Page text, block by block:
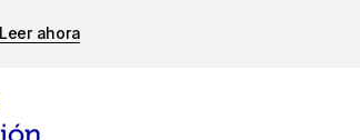
Leer ahora